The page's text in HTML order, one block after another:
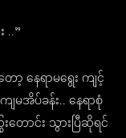
..”
နေရာမရွေး ကျင့်
မအိပ်ခန်း.. နေရာစုံ
ောင်း သွားပြီဆိုရင်